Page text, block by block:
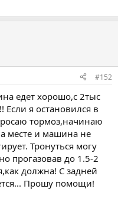
#152
едет хорошо,с 2тыс
Если я остановился в
тормоз,начинаю
месте и машина не
Тронуться могу
прогазовав до 1.5-2
должна! С задней
Прошу помощи!